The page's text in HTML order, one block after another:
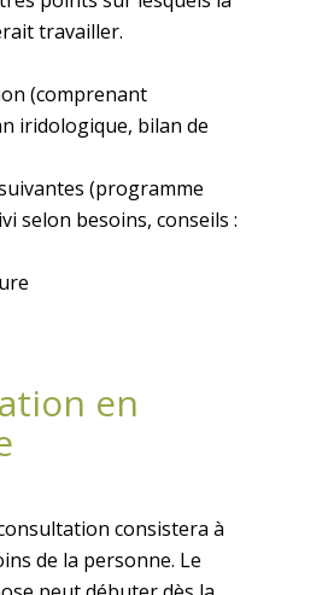
travailler.
(comprenant
iridologique, bilan de
(programme
selon besoins, conseils :
en
consistera à
de la personne. Le